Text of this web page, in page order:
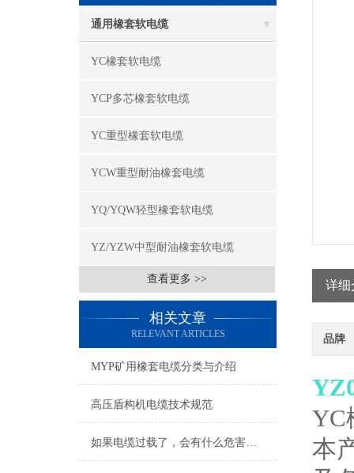
通用橡套软电缆
YC橡套软电缆
YCP多芯橡套软电缆
YC重型橡套软电缆
YCW重型耐油橡套电缆
YQ/YQW轻型橡套软电缆
YZ/YZW中型耐油橡套软电缆
查看更多 >>
相关文章
RELEVANT ARTICLES
MYP矿用橡套电缆分类与介绍
高压盾构机电缆技术规范
如果电缆过载了，会有什么危害吗？
详细
品牌
YC
本